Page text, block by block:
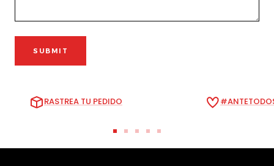
SUBMIT
RASTREA TU PEDIDO
Ir
a
Ir
a
Ir
a
Ir
a
Ir
a